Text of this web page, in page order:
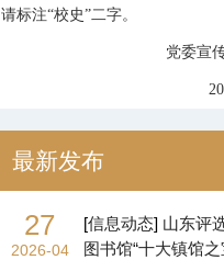
请标注“校史”二字。
党委宣
最新发布
27
2026-04
[信息动态] 山东评
图书馆“十大镇馆之